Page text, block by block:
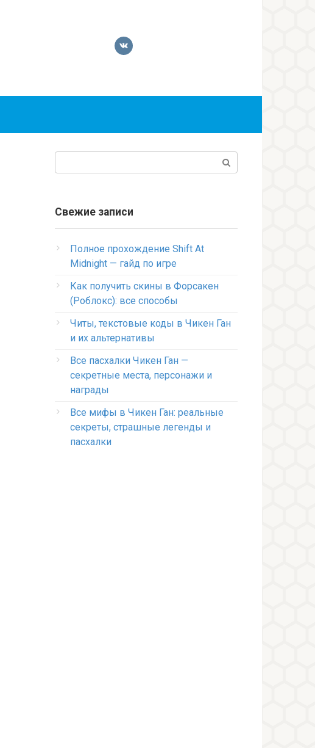
Свежие записи
Полное прохождение Shift At
Midnight — гайд по игре
Как получить скины в Форсакен
(Роблокс): все способы
Читы, текстовые коды в Чикен Ган
и их альтернативы
Все пасхалки Чикен Ган —
секретные места, персонажи и
награды
Все мифы в Чикен Ган: реальные
секреты, страшные легенды и
пасхалки